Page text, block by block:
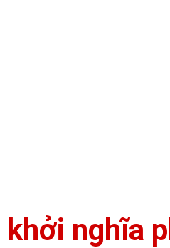
nghĩa